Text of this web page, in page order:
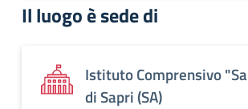
Il luogo è sede di
Istituto Comprensivo
di Sapri (SA)